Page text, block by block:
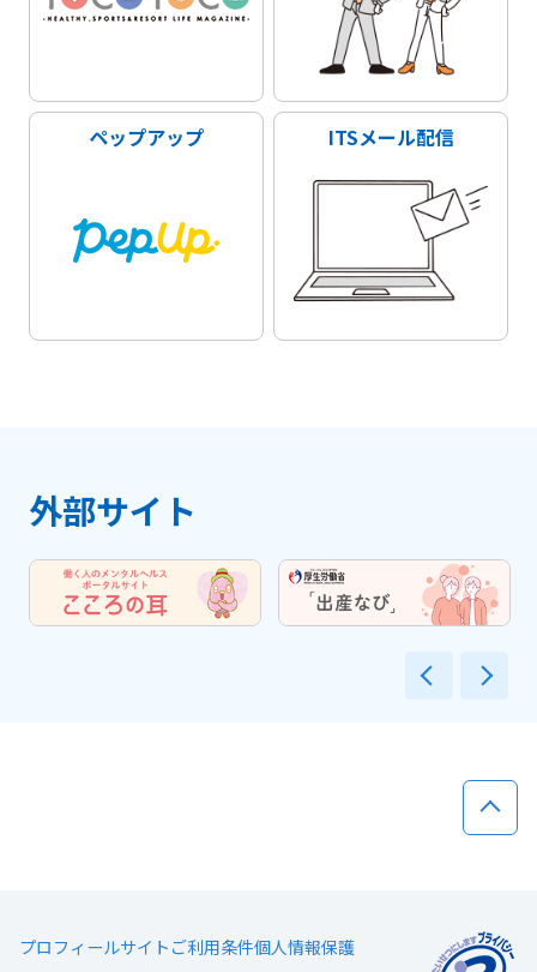
ペップアップ ITSメール配信
外部サイト
前へ
ページ
プロフィールサイトご利用条件個人情報保護